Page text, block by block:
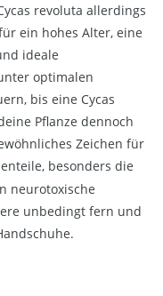
revoluta allerdings
ein hohes Alter, eine
ideale
optimalen
bis eine Cycas
Pflanze dennoch
Zeichen für
besonders die
neurotoxische
unbedingt fern und